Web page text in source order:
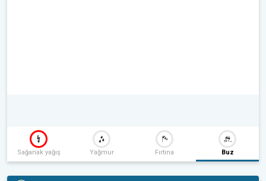
Sağanak yağış Yağmur Fırtına Buz